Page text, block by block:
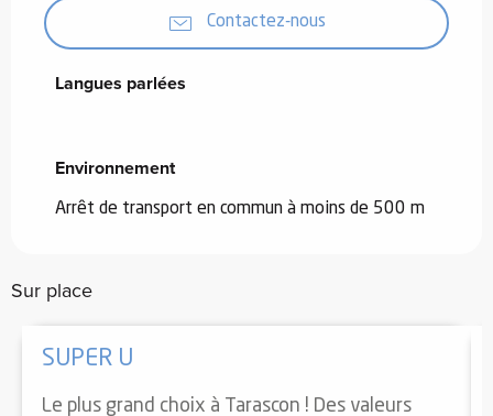
Contactez-nous
Langues parlées
Langues parlées
Environnement
Environnement
Arrêt de transport en commun à moins de 500 m
Sur place
SUPER U
Le plus grand choix à Tarascon ! Des valeurs